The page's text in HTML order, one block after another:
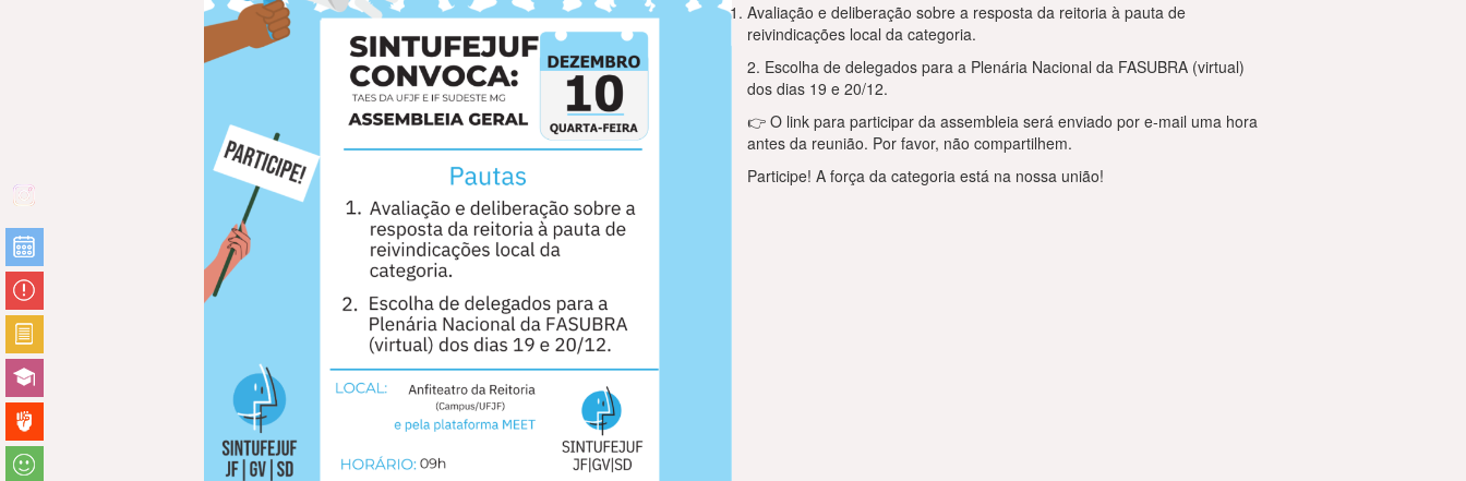
Avaliação e deliberação sobre a resposta da reitoria à pauta de
reivindicações local da categoria.
2. Escolha de delegados para a Plenária Nacional da FASUBRA (virtual)
dos dias 19 e 20/12.
👉 O link para participar da assembleia será enviado por e-mail uma hora
antes da reunião. Por favor, não compartilhem.
Participe! A força da categoria está na nossa união!